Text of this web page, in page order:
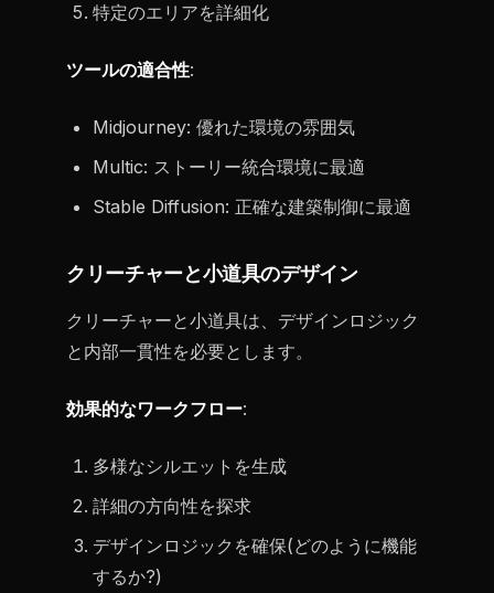
特定のエリアを詳細化
ツールの適合性:
Midjourney: 優れた環境の雰囲気
Multic: ストーリー統合環境に最適
Stable Diffusion: 正確な建築制御に最適
クリーチャーと小道具のデザイン
クリーチャーと小道具は、デザインロジック
と内部一貫性を必要とします。
効果的なワークフロー:
多様なシルエットを生成
詳細の方向性を探求
デザインロジックを確保(どのように機能
するか?)